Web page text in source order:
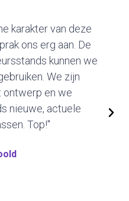
karakter van deze
ons erg aan. De
kunnen we
We zijn
ontwerp en we
nieuwe, actuele
Top!"